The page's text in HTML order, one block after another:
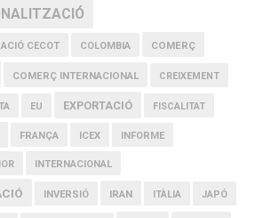
CECOT COLOMBIA COMERÇ
COMERÇ INTERNACIONAL CREIXEMENT
EU EXPORTACIÓ FISCALITAT
FRANÇA ICEX INFORME
INTERNACIONAL
INVERSIÓ IRAN ITÀLIA JAPÓ